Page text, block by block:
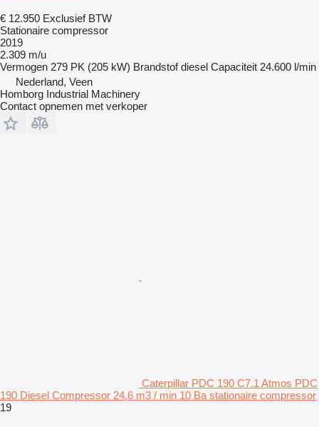
€ 12.950 Exclusief BTW
Stationaire compressor
2019
2.309 m/u
Vermogen 279 PK (205 kW) Brandstof diesel Capaciteit 24.600 l/min
Nederland, Veen
Homborg Industrial Machinery
Contact opnemen met verkoper
Caterpillar PDC 190 C7.1 Atmos PDC
190 Diesel Compressor 24,6 m3 / min 10 Ba stationaire compressor
19